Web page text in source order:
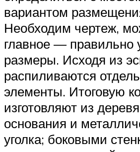
вариантом
Необходим чертеж,
главное — правильно
размеры. Исходя из
распиливаются
элементы. Итоговую
изготовляют из
основания и
уголка; боковыми